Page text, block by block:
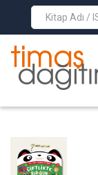
>